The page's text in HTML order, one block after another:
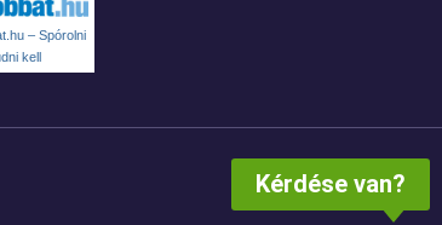
– Spórolni
kell
Kérdése van?